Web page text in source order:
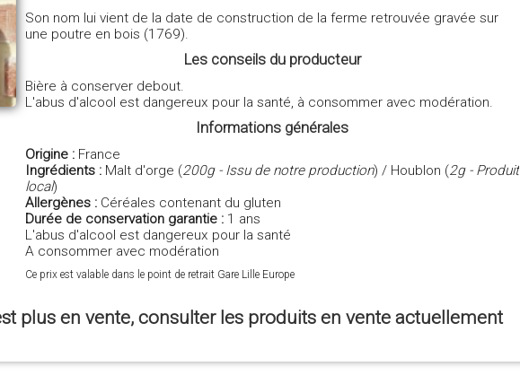
Son nom lui vient de la date de construction de la ferme retrouvée gravée sur
une poutre en bois (1769).
Les conseils du producteur
Bière à conserver debout.
L'abus d'alcool est dangereux pour la santé, à consommer avec modération.
Informations générales
Origine : France
Ingrédients : Malt d'orge (200g - Issu de notre production) / Houblon (2g - Produit
local)
Allergènes : Céréales contenant du gluten
Durée de conservation garantie : 1 ans
L'abus d'alcool est dangereux pour la santé
A consommer avec modération
Ce prix est valable dans le point de retrait Gare Lille Europe
plus en vente, consulter les produits en vente actuellement